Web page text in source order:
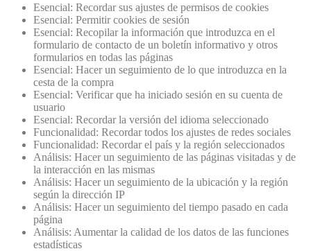
Esencial: Recordar sus ajustes de permisos de cookies
Esencial: Permitir cookies de sesión
Esencial: Recopilar la información que introduzca en el
formulario de contacto de un boletín informativo y otros
formularios en todas las páginas
Esencial: Hacer un seguimiento de lo que introduzca en la
cesta de la compra
Esencial: Verificar que ha iniciado sesión en su cuenta de
usuario
Esencial: Recordar la versión del idioma seleccionado
Funcionalidad: Recordar todos los ajustes de redes sociales
Funcionalidad: Recordar el país y la región seleccionados
Análisis: Hacer un seguimiento de las páginas visitadas y de
la interacción en las mismas
Análisis: Hacer un seguimiento de la ubicación y la región
según la dirección IP
Análisis: Hacer un seguimiento del tiempo pasado en cada
página
Análisis: Aumentar la calidad de los datos de las funciones
estadísticas